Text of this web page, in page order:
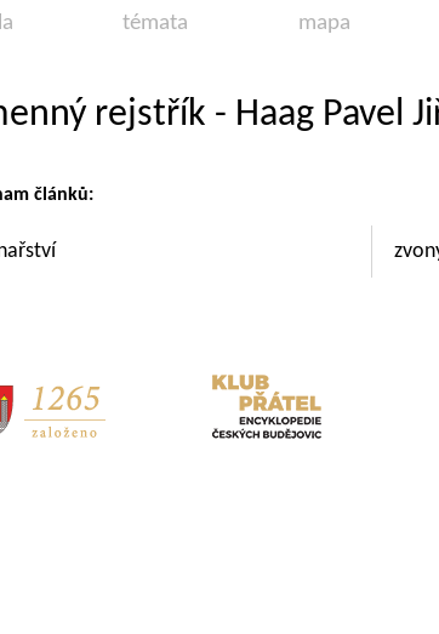
témata mapa
rejstřík - Haag Pavel
článků: